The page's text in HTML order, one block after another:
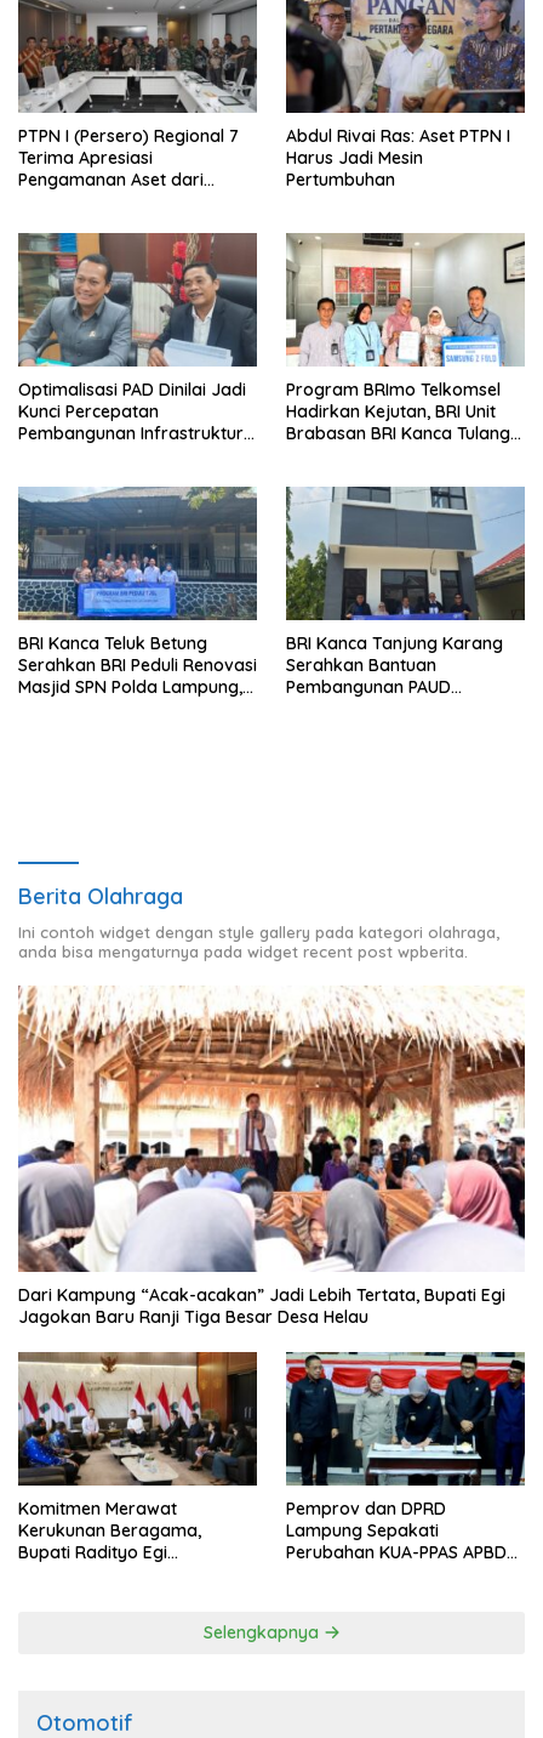
PTPN I (Persero) Regional 7
Terima Apresiasi
Pengamanan Aset dari
Abdul Rivai Ras: Aset PTPN I
Harus Jadi Mesin
Pertumbuhan
Optimalisasi PAD Dinilai Jadi
Kunci Percepatan
Pembangunan Infrastruktur
Program BRImo Telkomsel
Hadirkan Kejutan, BRI Unit
Brabasan BRI Kanca Tulang
Mesuji
BRI Kanca Teluk Betung
Serahkan BRI Peduli Renovasi
Masjid SPN Polda Lampung,
BRI Kanca Tanjung Karang
Serahkan Bantuan
Pembangunan PAUD
Berita Olahraga
Ini contoh widget dengan style gallery pada kategori olahraga,
anda bisa mengaturnya pada widget recent post wpberita.
Dari Kampung “Acak-acakan” Jadi Lebih Tertata, Bupati Egi
Jagokan Baru Ranji Tiga Besar Desa Helau
Komitmen Merawat
Kerukunan Beragama,
Bupati Radityo Egi
Pemprov dan DPRD
Lampung Sepakati
Perubahan KUA-PPAS APBD
Selengkapnya
Otomotif